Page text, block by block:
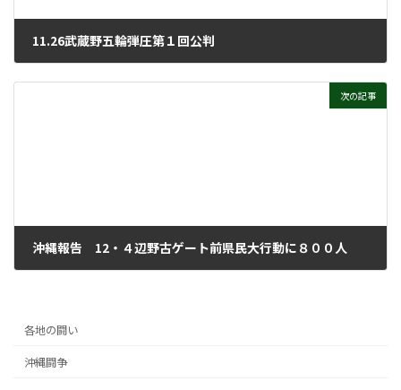
11.26武蔵野五輪弾圧第１回公判
次の記事
沖縄報告 12・４辺野古ゲート前県民大行動に８００人
各地の闘い
沖縄闘争